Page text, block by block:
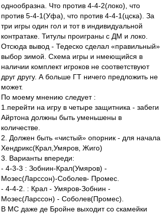
однообразна. Что против 4-4-2(локо), что
против 5-4-1(Уфа), что против 4-4-1(цска). За
три игры один гол и тот в индивидуальной
контратаке. Титулы проиграны с ДМ и локо.
Отсюда вывод - Тедеско сделал «правильный»
выбор зимой. Схема игры и нмеющийся в
наличии комплект игроков не соответствуют
друг другу. А больше ГТ ничего предложить не
может.
По моему мнению следует :
1.перейти на игру в четыре защитника - забеги
Айртона должны быть уменьшены в
количестве.
2. Должен быть «чистый» опорник - для начала
Хендрикс(Крал,Умяров, Жиго)
3. Варианты впереди:
- 4-3-3 : Зобнин-Крал(Умяров) -
Мозес(Ларссон)-Соболев- Промес.
- 4-4-2. : Крал - Умяров-Зобнин -
Мозес(Ларссон) - Соболев(Промес).
В МС даже де Бройне выходит со скамейки